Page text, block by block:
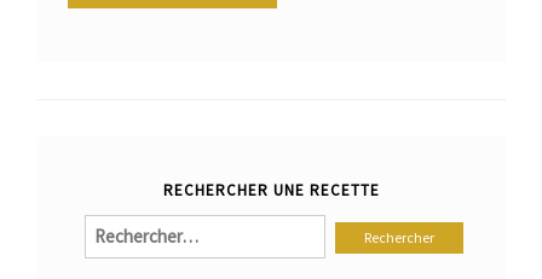
RECHERCHER UNE RECETTE
Rechercher :